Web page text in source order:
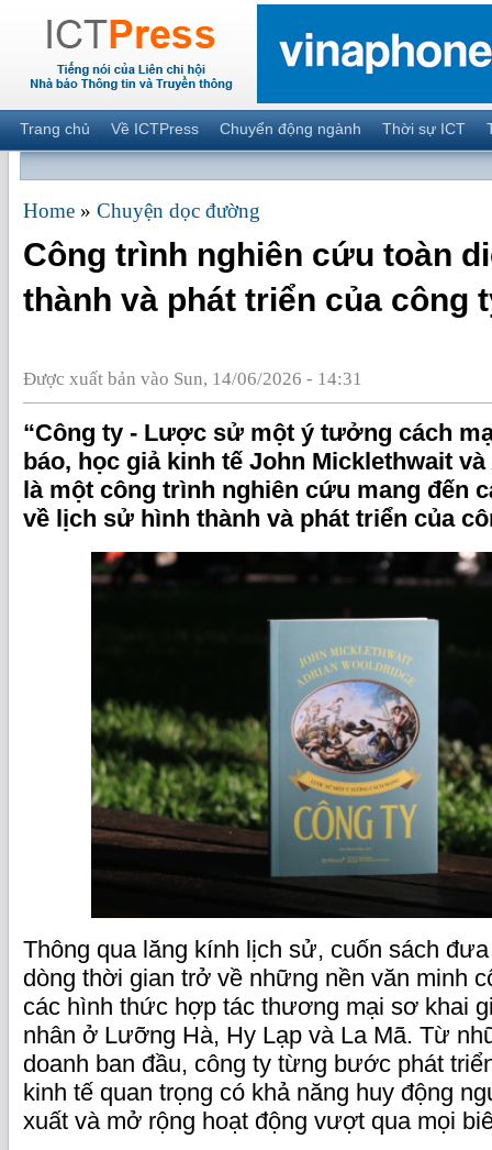
Trang chủ Về ICTPress Chuyển động ngành Thời sự ICT
Home » Chuyện dọc đường
Công trình nghiên cứu toàn
thành và phát triển của công
Được xuất bản vào Sun, 14/06/2026 - 14:31
“Công ty - Lược sử một ý tưởng cách
báo, học giả kinh tế John Micklethwait
là một công trình nghiên cứu mang đến
về lịch sử hình thành và phát triển của
Thông qua lăng kính lịch sử, cuốn sách
dòng thời gian trở về những nền văn minh
các hình thức hợp tác thương mại sơ khai
nhân ở Lưỡng Hà, Hy Lạp và La Mã. Từ
doanh ban đầu, công ty từng bước phát
kinh tế quan trọng có khả năng huy động
xuất và mở rộng hoạt động vượt qua mọi